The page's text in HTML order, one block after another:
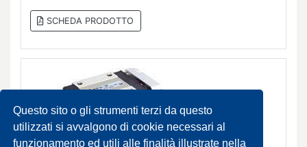
Questo sito o gli strumenti terzi da questo
utilizzati si avvalgono di cookie necessari al
funzionamento ed utili alle finalità illustrate nella
SCHEDA PRODOTTO